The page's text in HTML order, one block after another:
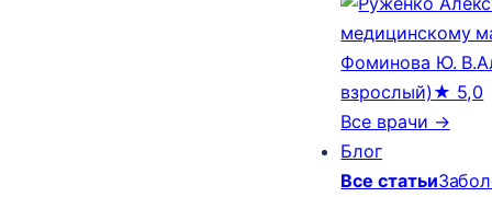
медицинскому
Фоминова Ю. В.
взрослый) ★ 5,0
Все врачи →
Блог
Все статьи